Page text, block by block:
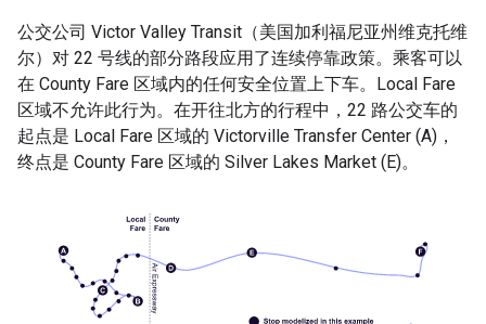
公交公司 Victor Valley Transit （美国加利福尼亚州维克托维
尔）对 22 号线的部分路段应用了连续停靠政策。乘客可以
在 County Fare 区域内的任何安全位置上下车。 Local Fare
区域不允许此行为。在开往北方的行程中，22 路公交车的
起点是 Local Fare 区域的 Victorville Transfer Center (A)，
终点是 County Fare 区域的 Silver Lakes Market (E)。